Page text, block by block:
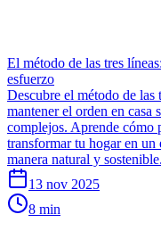
El método de las tres
esfuerzo
Descubre el método de
mantener el orden en casa
complejos. Aprende cómo
transformar tu hogar en
manera natural y sostenible.
13 nov 2025
8 min